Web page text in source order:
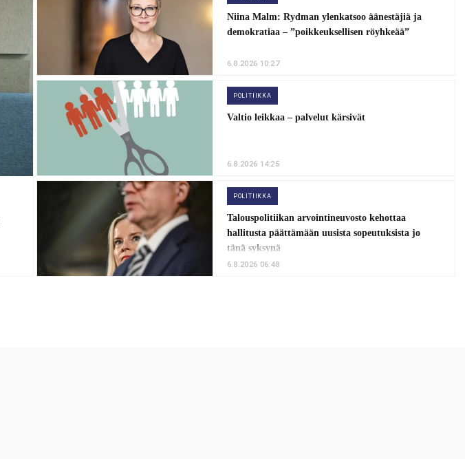
Niina Malm: Rydman ylenkatsoo äänestäjiä ja
demokratiaa – ”poikkeuksellisen röyhkeää”
6.8.2026 10:27
POLITIIKKA
Valtio leikkaa – palvelut kärsivät
6.8.2026 14:25
POLITIIKKA
Talouspolitiikan arvointineuvosto kehottaa
hallitusta päättämään uusista sopeutuksista jo
tänä syksynä
6.8.2026 06:48